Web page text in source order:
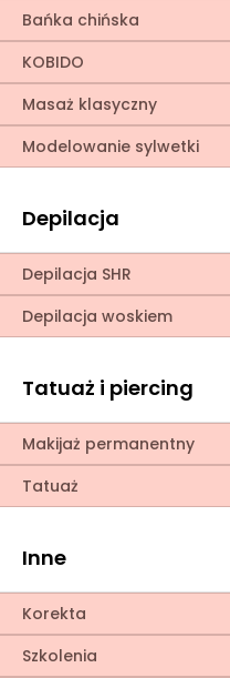
Bańka chińska
KOBIDO
Masaż klasyczny
Modelowanie sylwetki
Depilacja
Depilacja SHR
Depilacja woskiem
Tatuaż i piercing
Makijaż permanentny
Tatuaż
Inne
Korekta
Szkolenia